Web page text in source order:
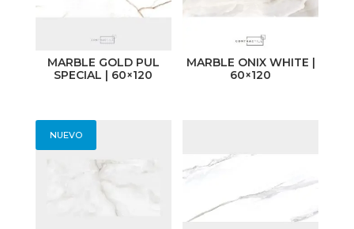
MARBLE GOLD PUL
SPECIAL | 60×120
MARBLE ONIX WHITE |
60×120
NUEVO